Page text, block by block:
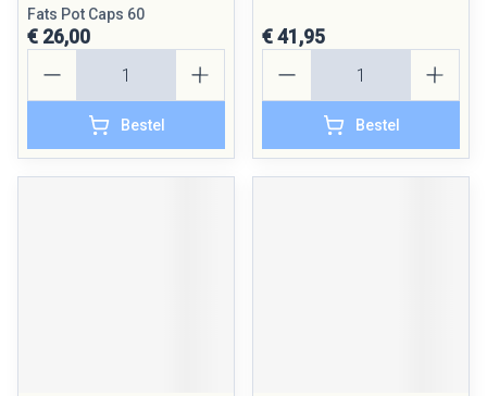
Fats Pot Caps 60
€ 26,00
Bestel
€ 41,95
Bestel